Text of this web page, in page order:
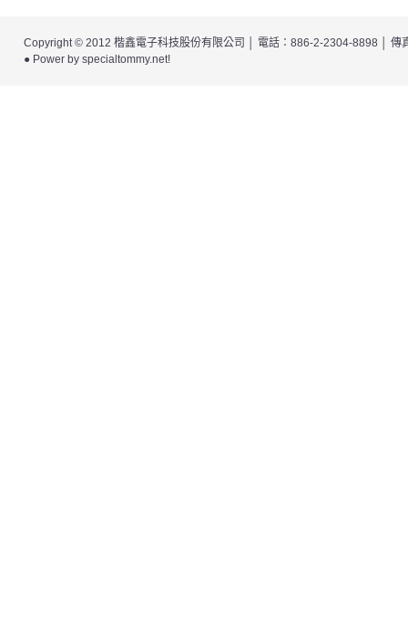
Copyright © 2012 楷鑫電子科技股份有限公司
│ 電話：886-2-2304-8898 │
● Power by specialtommy.net!